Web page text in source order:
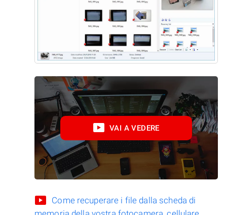
VAI A VEDERE
Come recuperare i file dalla scheda di